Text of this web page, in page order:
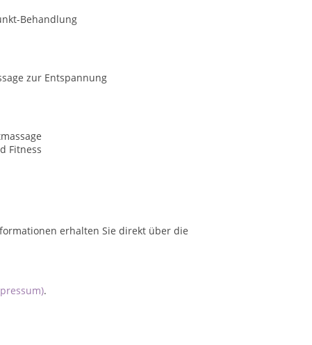
Behandlung
zur Entspannung
Fitness
erhalten Sie direkt über die
.